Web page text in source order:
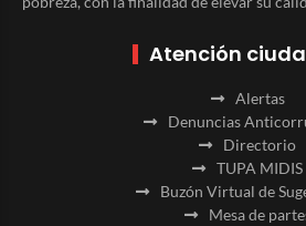
Atención
Alertas
Denuncias
Directorio
TUPA MIDIS
Buzón Virtual de
Mesa de